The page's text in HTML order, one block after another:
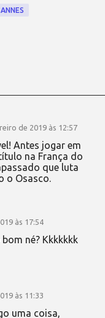
de 2019 às 12:57
Antes jogar em
na França do
que luta
o Osasco.
às 17:54
né? Kkkkkkk
às 11:33
uma coisa,